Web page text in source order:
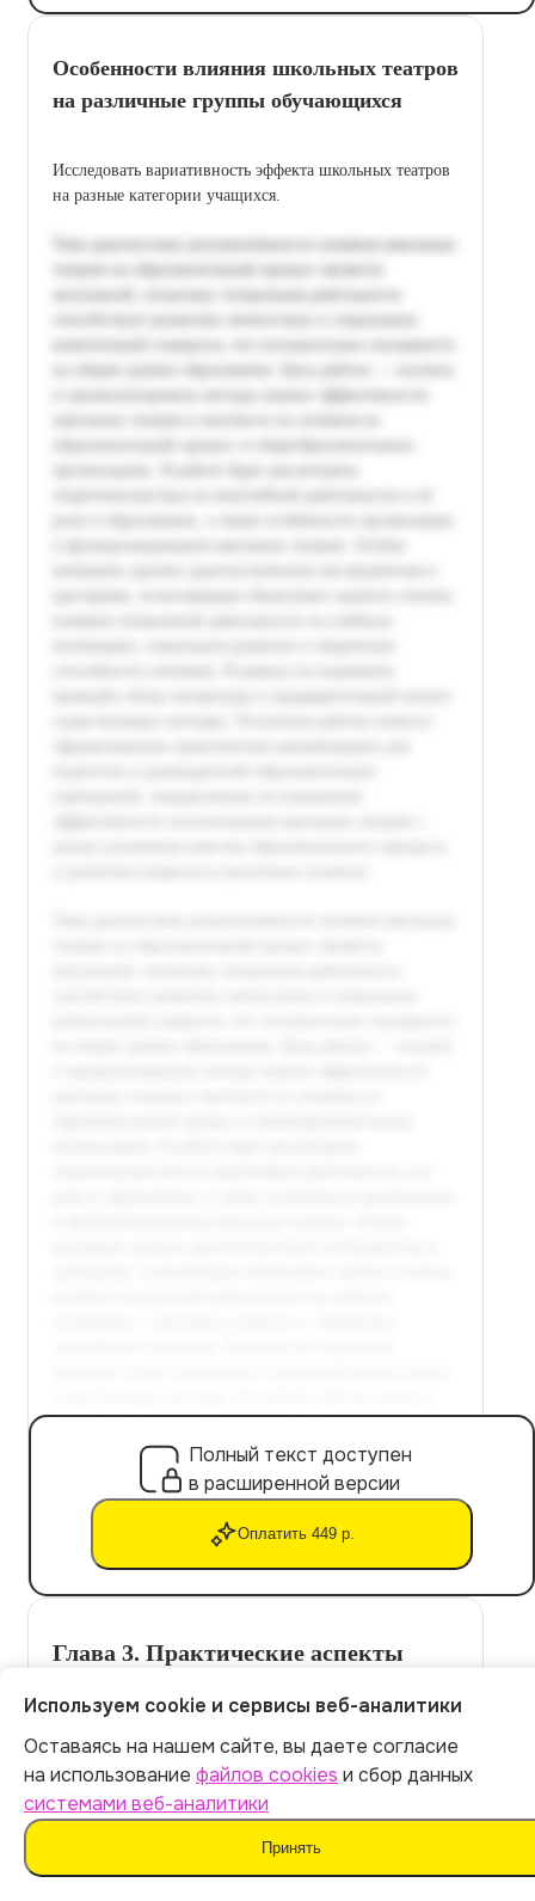
Особенности влияния школьных театров
на различные группы обучающихся
Исследовать вариативность эффекта школьных театров
на разные категории учащихся.
Полный текст доступен
в расширенной версии
Оплатить 449 р.
Глава 3. Практические аспекты
школьных театров
Разработка инструментов для
диагностики эффективности школьных
Итог:449р.
Оплатить
Используем cookie и сервисы веб-аналитики
Оставаясь на нашем сайте, вы даете согласие
на использование файлов cookies и сбор данных
системами веб-аналитики
Принять